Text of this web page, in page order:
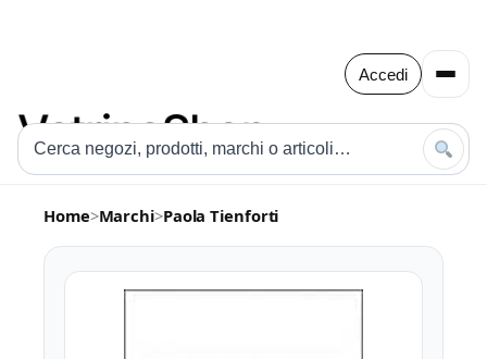
Accedi
Home>Marchi>Paola Tienforti